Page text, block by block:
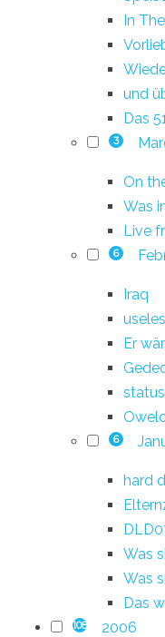
In
und
Das
3
On
Was
Live
6
Iraq
Er
6
hard
Was
Was
Das
108 2006